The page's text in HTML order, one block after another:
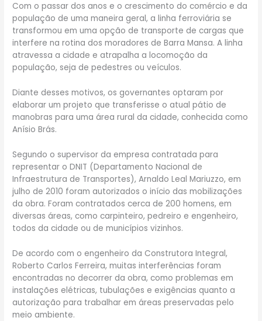
Com o passar dos anos e o crescimento do comércio e da
população de uma maneira geral, a linha ferroviária se
transformou em uma opção de transporte de cargas que
interfere na rotina dos moradores de Barra Mansa. A linha
atravessa a cidade e atrapalha a locomoção da
população, seja de pedestres ou veículos.
Diante desses motivos, os governantes optaram por
elaborar um projeto que transferisse o atual pátio de
manobras para uma área rural da cidade, conhecida como
Anísio Brás.
Segundo o supervisor da empresa contratada para
representar o DNIT (Departamento Nacional de
Infraestrutura de Transportes), Arnaldo Leal Mariuzzo, em
julho de 2010 foram autorizados o início das mobilizações
da obra. Foram contratados cerca de 200 homens, em
diversas áreas, como carpinteiro, pedreiro e engenheiro,
todos da cidade ou de municípios vizinhos.
De acordo com o engenheiro da Construtora Integral,
Roberto Carlos Ferreira, muitas interferências foram
encontradas no decorrer da obra, como problemas em
instalações elétricas, tubulações e exigências quanto a
autorização para trabalhar em áreas preservadas pelo
meio ambiente.